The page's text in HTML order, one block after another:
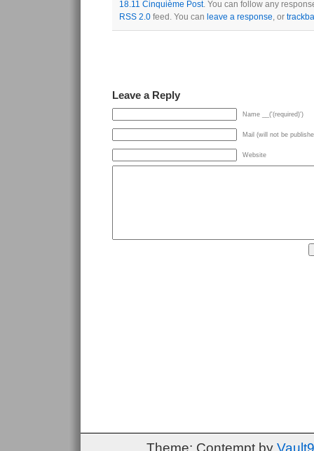
18.11 Cinquième Post. You can follow any
RSS 2.0 feed. You can leave a response, or
Leave a Reply
Name __('(required)')
Mail (will not be
Website
Theme: Contempt by Vault9